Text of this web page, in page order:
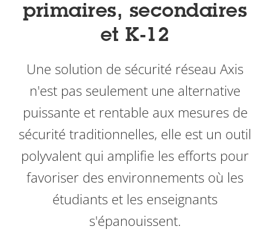
primaires, secondaires
et K-12
Une solution de sécurité réseau Axis
n'est pas seulement une alternative
puissante et rentable aux mesures de
sécurité traditionnelles, elle est un outil
polyvalent qui amplifie les efforts pour
favoriser des environnements où les
étudiants et les enseignants
s'épanouissent.